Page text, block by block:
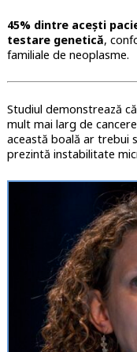
45% dintre acești
testare genetică,
familiale de neoplasme.
Studiul demonstrează
mult mai larg de
această boală ar trebui
prezintă instabilitate